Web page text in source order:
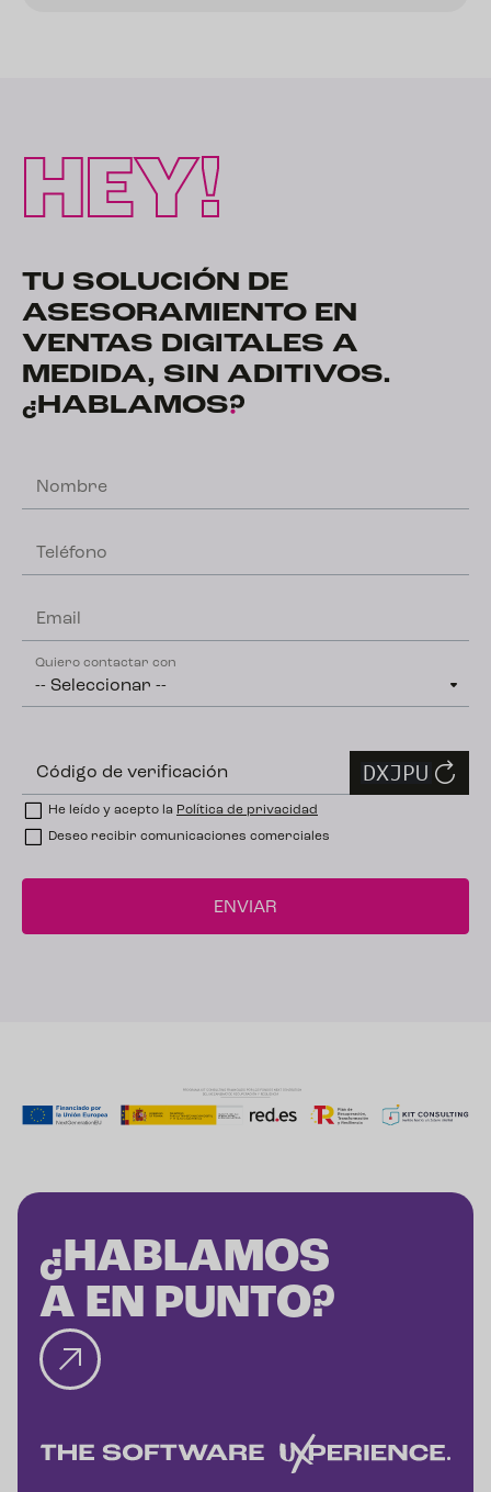
HEY!
TU SOLUCIÓN DE
ASESORAMIENTO EN
VENTAS DIGITALES A
MEDIDA, SIN ADITIVOS.
¿HABLAMOS?
Nombre
Teléfono
Email
Quiero contactar con
Código de verificación
He leído y acepto la Política de privacidad
Deseo recibir comunicaciones comerciales
¿HABLAMOS
A EN PUNTO?